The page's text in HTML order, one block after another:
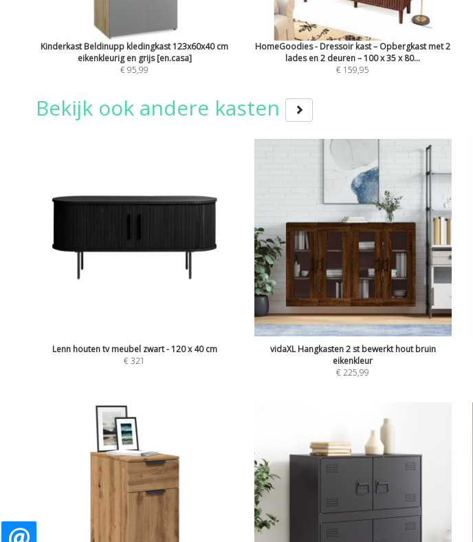
Kinderkast Beldinupp kledingkast 123x60x40 cm
eikenkleurig en grijs [en.casa]
€ 95,99
HomeGoodies - Dressoir kast – Opbergkast met 2
lades en 2 deuren – 100 x 35 x 80...
€ 159,95
Bekijk ook andere kasten
Lenn houten tv meubel zwart - 120 x 40 cm
€321
vidaXL Hangkasten 2 st bewerkt hout bruin
eikenkleur
€225,99